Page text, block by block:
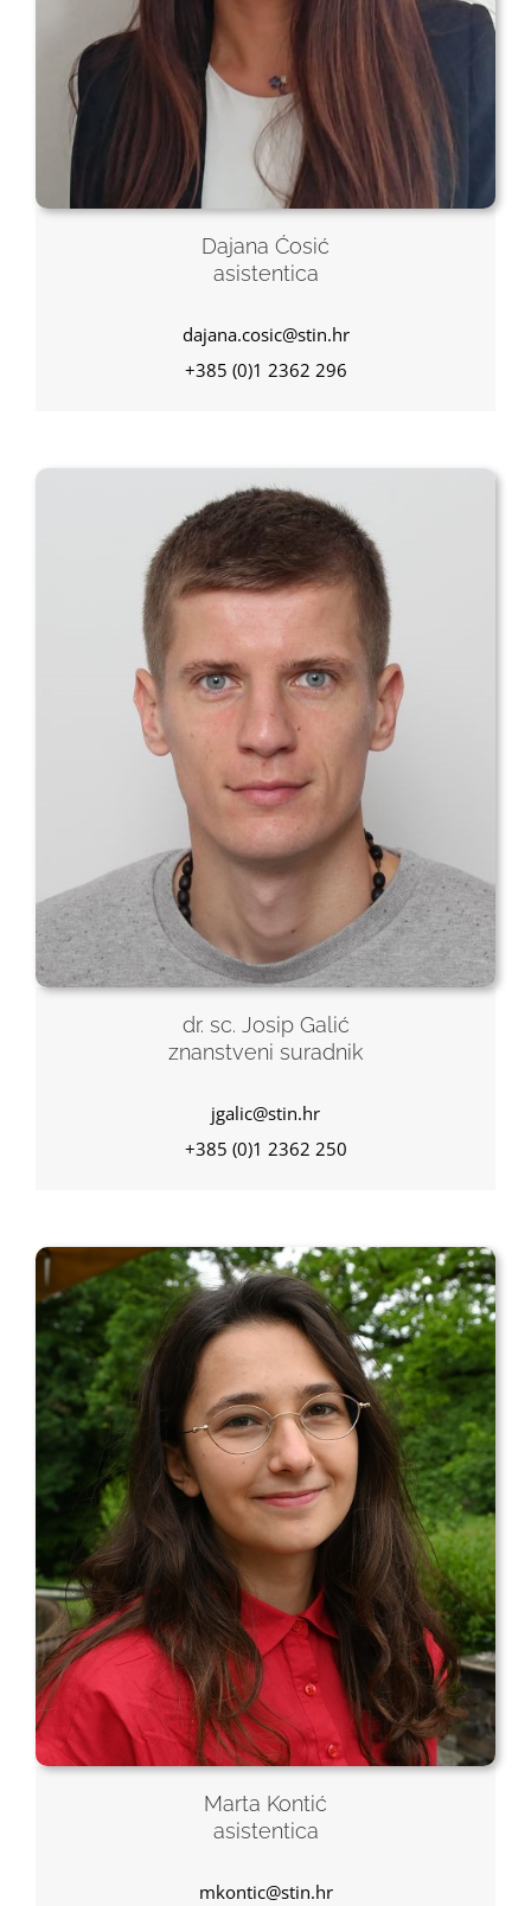
Dajana Ćosić
asistentica
dajana.cosic@stin.hr
+385 (0)1 2362 296
dr. sc. Josip Galić
znanstveni suradnik
jgalic@stin.hr
+385 (0)1 2362 250
Marta Kontić
asistentica
mkontic@stin.hr